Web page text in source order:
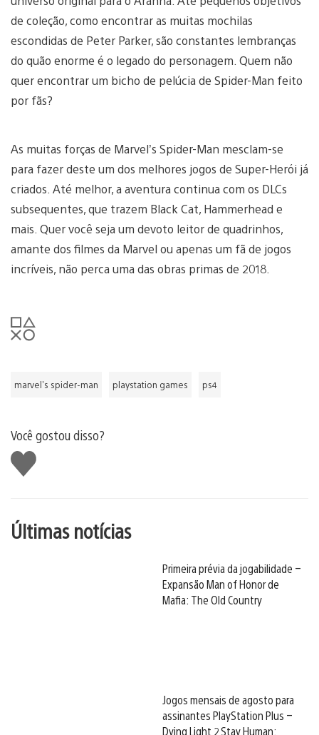
de coleção, como encontrar as muitas mochilas
escondidas de Peter Parker, são constantes lembranças
do quão enorme é o legado do personagem. Quem não
quer encontrar um bicho de pelúcia de Spider-Man feito
por fãs?
As muitas forças de Marvel’s Spider-Man mesclam-se
para fazer deste um dos melhores jogos de Super-Herói já
criados. Até melhor, a aventura continua com os DLCs
subsequentes, que trazem Black Cat, Hammerhead e
mais. Quer você seja um devoto leitor de quadrinhos,
amante dos filmes da Marvel ou apenas um fã de jogos
incríveis, não perca uma das obras primas de 2018.
marvel's spider-man playstation games ps4
Você gostou disso?
Curtir
Últimas notícias
Primeira prévia da jogabilidade –
Expansão Man of Honor de
Mafia: The Old Country
Jogos mensais de agosto para
assinantes PlayStation Plus –
Dying Light 2 Stay Human: